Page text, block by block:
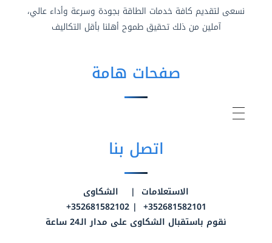
نسعى لتقديم كافة خدمات الطاقة بجودة وسرعة وأداء عالي،
آملين من ذلك تحقيق طموح أهلنا بأقل التكاليف
صفحات هامة
اتصل بنا
الاستعلامات | الشكاوى
352681582101+ | 352681582102+
نقوم باستقبال الشكاوى على مدار الـ24 ساعة